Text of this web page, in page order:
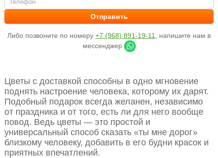
Либо позвоните по номеру +7 (968) 891-19-11
, напишите нам в
мессенджер
Цветы с доставкой способны в одно мгновение
поднять настроение человека, которому их дарят.
Подобный подарок всегда желанен, независимо
от праздника и от того, есть ли для него вообще
повод. Ведь цветы — это простой и
универсальный способ сказать «ты мне дорог»
близкому человеку, добавить в его будни красок и
приятных впечатлений.